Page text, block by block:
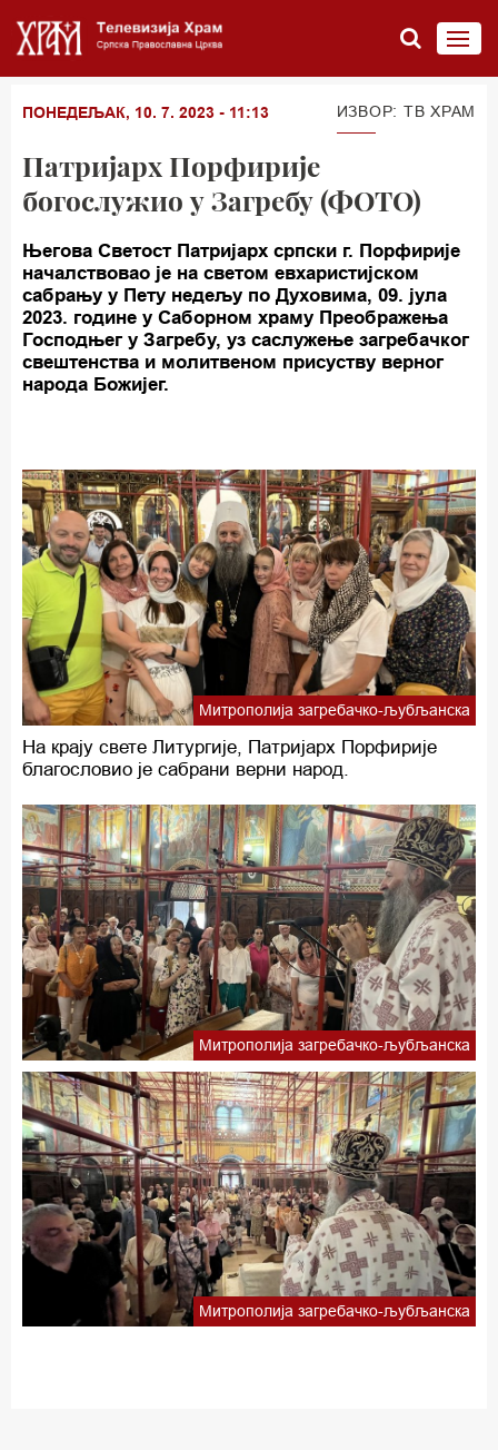
ПОНЕДЕЉАК, 10. 7. 2023 - 11:13 ИЗВОР: ТВ ХРАМ
Патријарх Порфирије
богослужио у Загребу (ФОТО)
Његова Светост Патријарх српски г. Порфирије
началствовао је на светом евхаристијском
сабрању у Пету недељу по Духовима, 09. јула
2023. године у Саборном храму Преображења
Господњег у Загребу, уз саслужење загребачког
свештенства и молитвеном присуству верног
народа Божијег.
Митрополија загребачко-љубљанска
На крају свете Литургије, Патријарх Порфирије
благословио је сабрани верни народ.
Митрополија загребачко-љубљанска
Митрополија загребачко-љубљанска